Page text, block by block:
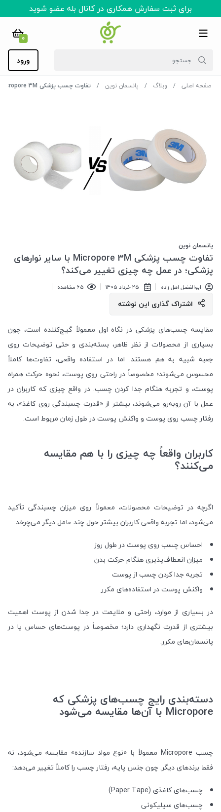
برای ثبت سفارش همکاری در کانال بله عضو شوید
0
ورود
صفحه اصلی وبلاگ پانسمان نوین تفاوت چسب پزشکی Micropore 3M با سایر نوارهای پزشکی؛ در عمل چه چیزی تغییر می‌کند؟
پانسمان نوین
تفاوت چسب پزشکی Micropore 3M با سایر نوارهای
پزشکی؛ در عمل چه چیزی تغییر می‌کند؟
ابوالفضل اهل زاده 25 خرداد 1405 65 مشاهده
اشتراک گذاری این نوشته
مقایسه چسب‌های پزشکی در نگاه اول معمولاً گیج‌کننده است، چون
بسیاری از محصولات از نظر ظاهر، بسته‌بندی و حتی توضیحات روی
جعبه شبیه به هم هستند. اما در استفاده واقعی، تفاوت‌ها کاملاً
محسوس می‌شوند؛ مخصوصاً در راحتی روی پوست، نحوه حرکت همراه
پوست، و تجربه هنگام جدا کردن چسب. در واقع چیزی که کاربران در
عمل با آن روبه‌رو می‌شوند، بیشتر از «قدرت چسبندگی روی کاغذ»، به
رفتار چسب روی پوست و واکنش پوست در طول زمان مربوط است.
کاربران واقعاً چه چیزی را با هم مقایسه
می‌کنند؟
اگرچه در توضیحات محصولات، معمولاً روی میزان چسبندگی تأکید
می‌شود، اما تجربه واقعی کاربران بیشتر حول چند عامل دیگر می‌چرخد:
احساس چسب روی پوست در طول روز
میزان انعطاف‌پذیری هنگام حرکت بدن
تجربه جدا کردن چسب از پوست
واکنش پوست در استفاده‌های مکرر
در بسیاری از موارد، راحتی و ملایمت در جدا شدن از پوست اهمیت
بیشتری از قدرت نگهداری دارد؛ مخصوصاً در پوست‌های حساس یا در
پانسمان‌های مکرر.
دسته‌بندی رایج چسب‌های پزشکی که
Micropore با آن‌ها مقایسه می‌شود
چسب Micropore معمولاً با «نوع مواد سازنده» مقایسه می‌شود، نه
فقط برندهای دیگر. چون جنس پایه، رفتار چسب را کاملاً تغییر می‌دهد:
چسب‌های کاغذی (Paper Tape)
چسب‌های سیلیکونی